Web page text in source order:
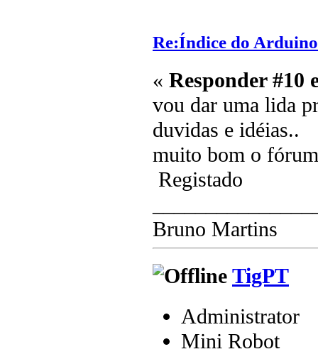
Re:Índice do Arduino
« Responder #10
vou dar uma lida
duvidas e idéias..
muito bom o
Registado
Bruno Martins
TigPT
Administrator
Mini Robot